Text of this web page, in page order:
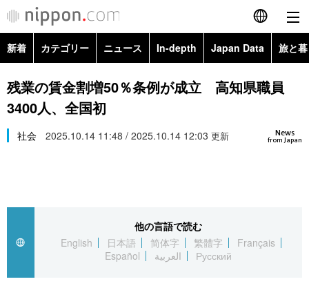
English
简体字
Русский
カテゴリー
経済・ビジネス
国際
トップ
アーカイブ
In-depth
Japan Data
新着 カテゴリー ニュース In-depth Japan Data 旅と
政治・外交
経済・ビジネス
Topics
残業の賃金割増50％条例が成立 高知県職員
3400人、全国初
News
from Japan
社会 2025.10.14 11:48 / 2025.10.14 12:03 更新
他の言語で読む
English
日本語 简体字 繁體字
Français
Español
العربية Русский